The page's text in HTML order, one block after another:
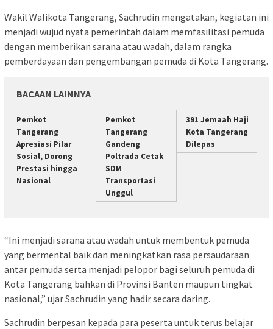
Wakil Walikota Tangerang, Sachrudin mengatakan, kegiatan ini
menjadi wujud nyata pemerintah dalam memfasilitasi pemuda
dengan memberikan sarana atau wadah, dalam rangka
pemberdayaan dan pengembangan pemuda di Kota Tangerang.
BACAAN LAINNYA
Pemkot
Tangerang
Apresiasi Pilar
Sosial, Dorong
Prestasi hingga
Nasional
Pemkot
Tangerang
Gandeng
Poltrada Cetak
SDM
Transportasi
Unggul
391 Jemaah Haji
Kota Tangerang
Dilepas
“Ini menjadi sarana atau wadah untuk membentuk pemuda
yang bermental baik dan meningkatkan rasa persaudaraan
antar pemuda serta menjadi pelopor bagi seluruh pemuda di
Kota Tangerang bahkan di Provinsi Banten maupun tingkat
nasional,” ujar Sachrudin yang hadir secara daring.
Sachrudin berpesan kepada para peserta untuk terus belajar